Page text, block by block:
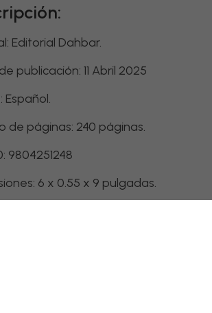
Editorial Dahbar.
publicación: 11 Abril 2025
Español.
de páginas: 240 páginas.
9804251248